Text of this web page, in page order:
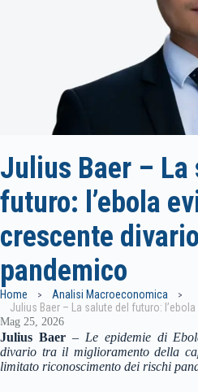
Julius Baer – La
futuro: l’ebola
crescente
pandemico
Home
Analisi Macroeconomica
Mag 25, 2026
Julius Baer– Le epidemie di
divario tra il miglioramento della
limitato riconoscimento dei rischi